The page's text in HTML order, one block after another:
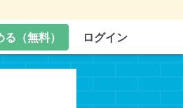
（無料）
ログイン